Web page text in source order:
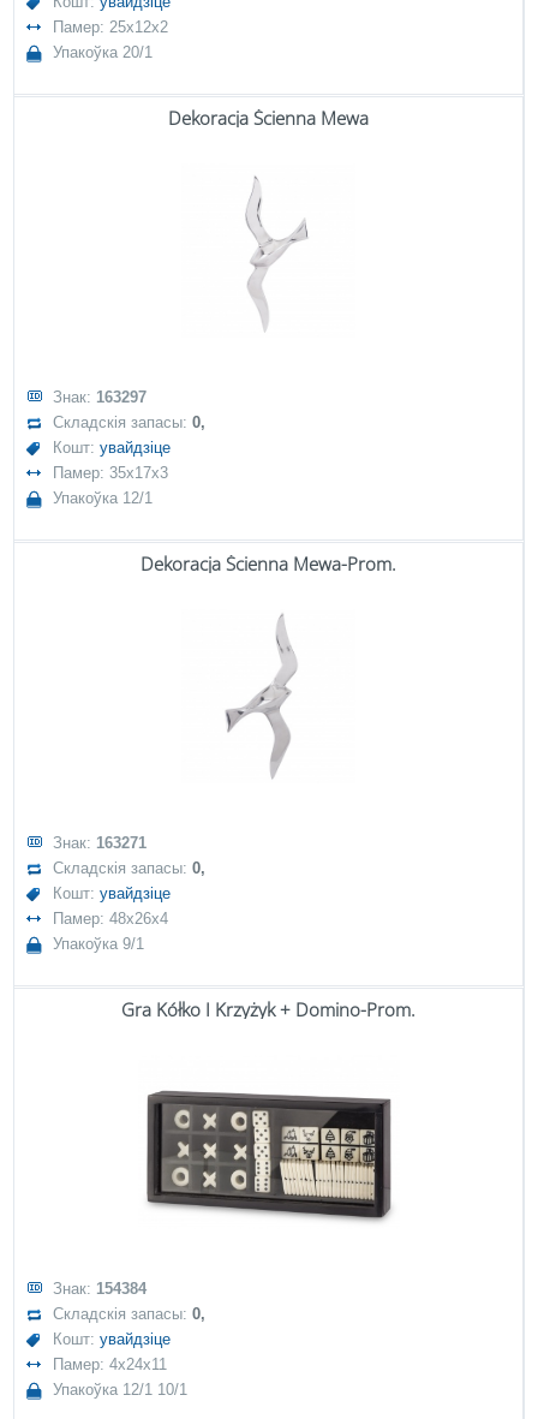
Памер: 25x12x2
Упакоўка 20/1
Dekoracja Ścienna Mewa
Знак: 163297
Складскія запасы:0,
Кошт:увайдзіце
Памер: 35x17x3
Упакоўка 12/1
Dekoracja Ścienna Mewa-Prom.
Знак: 163271
Складскія запасы:0,
Кошт:увайдзіце
Памер: 48x26x4
Упакоўка 9/1
Gra Kółko I Krzyżyk + Domino-Prom.
Знак: 154384
Складскія запасы:0,
Кошт:увайдзіце
Памер: 4x24x11
Упакоўка 12/1 10/1